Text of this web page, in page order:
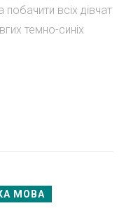
всіх дівчат
темно-синіх
МОВА